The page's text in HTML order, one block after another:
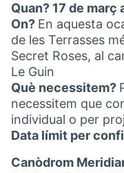
Quan? 17 de març
On? En aquesta
de les Terrasses
Secret Roses, al
Le Guin
Què necessitem?
necessitem que
individual o per
Data límit per
Canòdrom